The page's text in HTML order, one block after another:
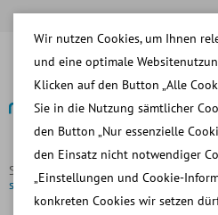
Startseite
spermafreundliches Gleitmittel, 3 l
Zurück
Wir nutzen Cookies, um Ihnen
und eine optimale
Klicken auf den Button „Alle
Sie in die Nutzung sämtlicher
den Button „Nur essenzielle
den Einsatz nicht notwendiger
„Einstellungen und Cookie-
konkreten Cookies wir setzen